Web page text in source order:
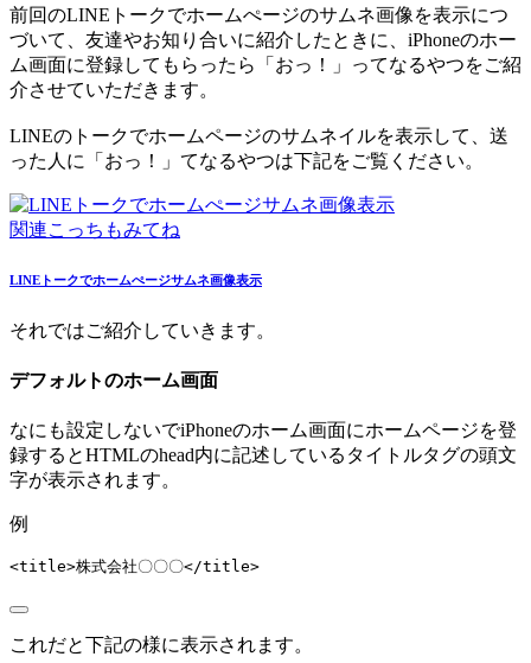
前回のLINEトークでホームぺージのサムネ画像を表示につ
づいて、友達やお知り合いに紹介したときに、iPhoneのホー
ム画面に登録してもらったら「おっ！」ってなるやつをご紹
介させていただきます。
LINEのトークでホームページのサムネイルを表示して、送
った人に「おっ！」てなるやつは下記をご覧ください。
関連こっちもみてね
LINEトークでホームぺージサムネ画像表示
それではご紹介していきます。
デフォルトのホーム画面
なにも設定しないでiPhoneのホーム画面にホームページを登
録するとHTMLのhead内に記述しているタイトルタグの頭文
字が表示されます。
例
<title>株式会社〇〇〇</title>
これだと下記の様に表示されます。